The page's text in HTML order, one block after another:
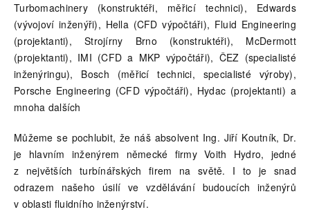
Turbomachinery (konstruktéři, měřicí technici), Edwards
(vývojoví inženýři), Hella (CFD výpočtáři), Fluid Engineering
(projektanti), Strojírny Brno (konstruktéři), McDermott
(projektanti), IMI (CFD a MKP výpočtáři), ČEZ (specialisté
inženýringu), Bosch (měřicí technici, specialisté výroby),
Porsche Engineering (CFD výpočtáři), Hydac (projektanti) a
mnoha dalších
Můžeme se pochlubit, že náš absolvent Ing. Jiří Koutník, Dr.
je hlavním inženýrem německé firmy Voith Hydro, jedné
z největších turbínářských firem na světě. I to je snad
odrazem našeho úsilí ve vzdělávání budoucích inženýrů
v oblasti fluidního inženýrství.